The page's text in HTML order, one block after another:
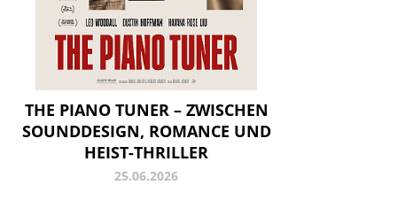
THE PIANO TUNER – ZWISCHEN
SOUNDDESIGN, ROMANCE UND
HEIST-THRILLER
25.06.2026